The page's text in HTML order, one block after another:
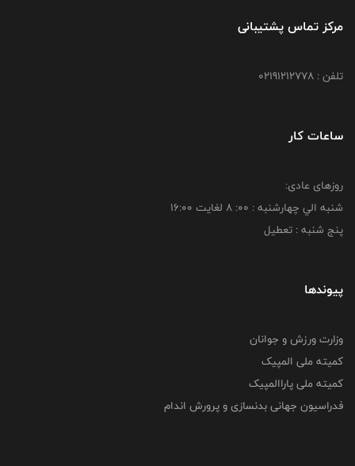
مرکز تماس پشتیبانی
تلفن : 02191212778
ساعات کار
روزهای عادی:
شنبه الي چهارشنبه : 00: 8 لغايت 16:00
پنج شنبه : تعطیل
پیوندها
وزارت ورزش و جوانان
کمیته ملی المپیک
کمیته ملی پاراالمپیک
فدراسیون جهانی بدنسازی و پرورش اندام